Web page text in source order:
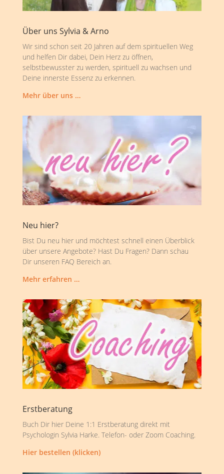
Über uns Sylvia & Arno
Wir sind schon seit 20 Jahren auf dem spirituellen Weg
und helfen Dir dabei, Dein Herz zu öffnen,
selbstbewusster zu werden, spirituell zu wachsen und
Deine innerste Essenz zu erkennen.
Mehr über uns …
Neu hier?
Bist Du neu hier und möchtest schnell einen Überblick
über unsere Angebote? Hast Du Fragen? Dann schau
Dir unseren FAQ Bereich an.
Mehr erfahren …
Erstberatung
Buch Dir hier Deine 1:1 Erstberatung direkt mit
Psychologin Sylvia Harke. Telefon- oder Zoom Coaching.
Hier bestellen (klicken)